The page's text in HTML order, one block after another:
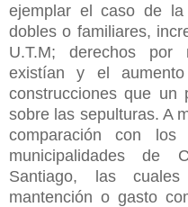
ejemplar el caso de
dobles o familiares,
U.T.M; derechos por
existían y el
construcciones que un
sobre las sepulturas. A
comparación con
municipalidades de
Santiago, las
mantención o gasto